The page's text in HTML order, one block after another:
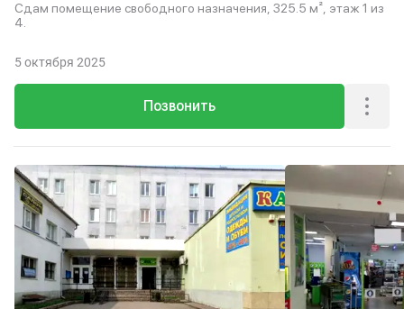
Сдам помещение свободного назначения, 325.5 м², этаж 1 из
4.
Позвонить
5 октября 2025